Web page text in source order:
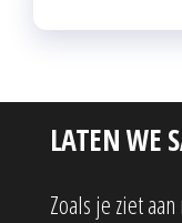
LATEN WE
Zoals je ziet